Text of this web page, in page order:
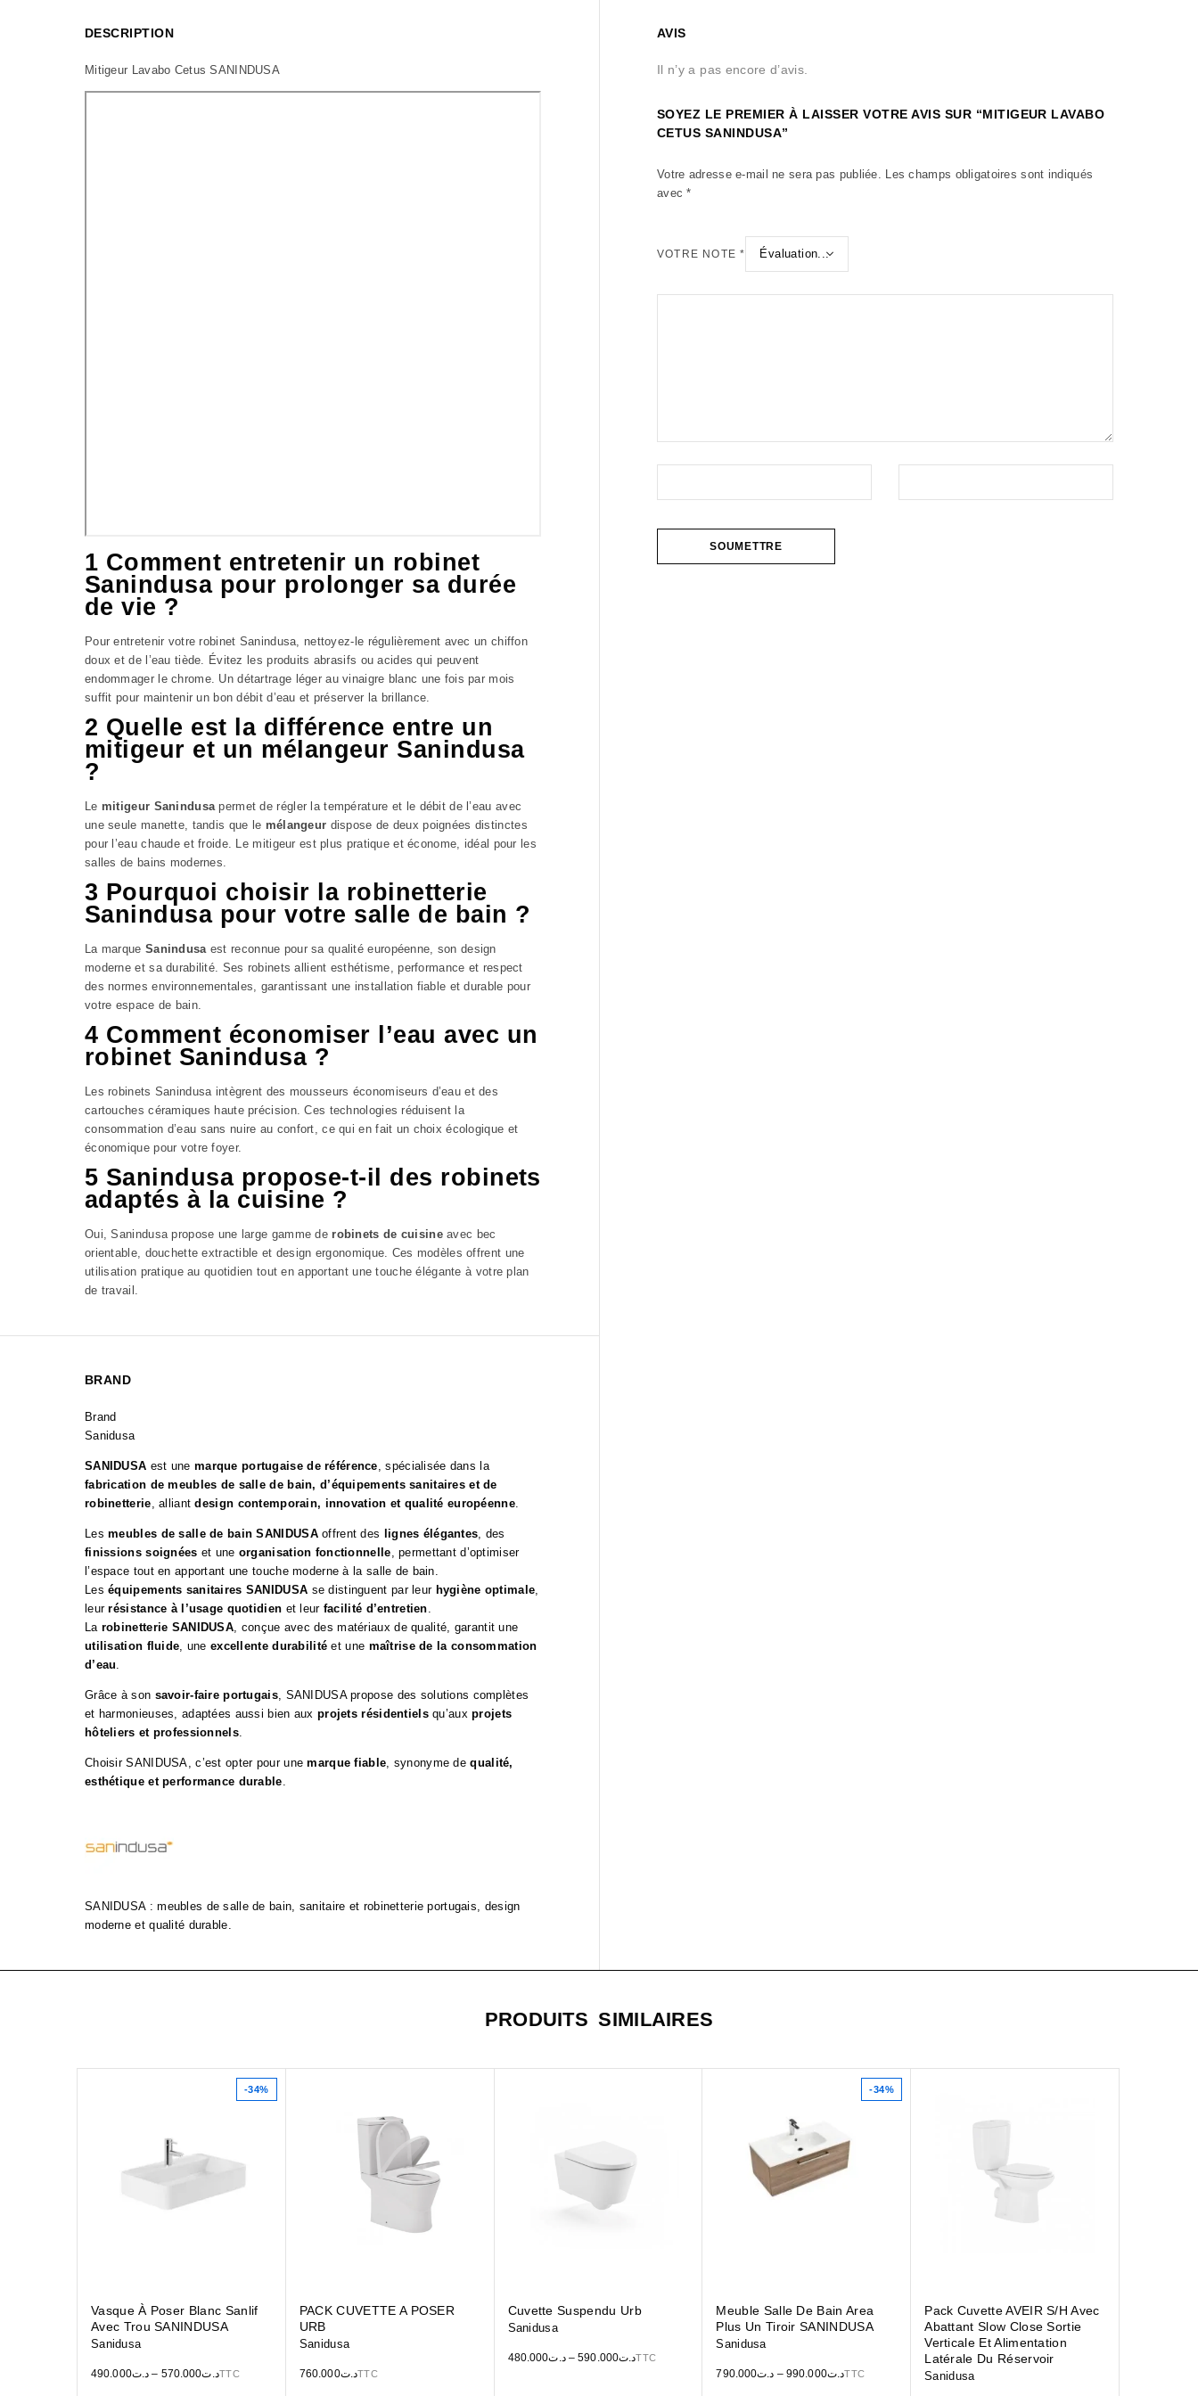
DESCRIPTION
Mitigeur Lavabo Cetus SANINDUSA
1 Comment entretenir un robinet
Sanindusa pour prolonger sa durée
de vie ?
Pour entretenir votre robinet Sanindusa, nettoyez-le régulièrement avec un chiffon
doux et de l’eau tiède. Évitez les produits abrasifs ou acides qui peuvent
endommager le chrome. Un détartrage léger au vinaigre blanc une fois par mois
suffit pour maintenir un bon débit d’eau et préserver la brillance.
2 Quelle est la différence entre un
mitigeur et un mélangeur Sanindusa
?
Le mitigeur Sanindusapermet de régler la température et le débit de l’eau avec
une seule manette, tandis que le mélangeur dispose de deux poignées distinctes
pour l’eau chaude et froide. Le mitigeur est plus pratique et économe, idéal pour les
salles de bains modernes.
3 Pourquoi choisir la robinetterie
Sanindusa pour votre salle de bain ?
La marque Sanindusaest reconnue pour sa qualité européenne, son design
moderne et sa durabilité. Ses robinets allient esthétisme, performance et respect
des normes environnementales, garantissant une installation fiable et durable pour
votre espace de bain.
4 Comment économiser l’eau avec un
robinet Sanindusa ?
Les robinets Sanindusa intègrent des mousseurs économiseurs d’eau et des
cartouches céramiques haute précision. Ces technologies réduisent la
consommation d’eau sans nuire au confort, ce qui en fait un choix écologique et
économique pour votre foyer.
5 Sanindusa propose-t-il des robinets
adaptés à la cuisine ?
Oui, Sanindusa propose une large gamme de robinets de cuisineavec bec
orientable, douchette extractible et design ergonomique. Ces modèles offrent une
utilisation pratique au quotidien tout en apportant une touche élégante à votre plan
de travail.
BRAND
Brand
Sanidusa
SANIDUSA est une marque portugaise de référence, spécialisée dans la
fabrication de meubles de salle de bain, d’équipements sanitaires et de
robinetterie, alliantdesign contemporain, innovation et qualité européenne.
Lesmeubles de salle de bain SANIDUSAoffrent des lignes élégantes, des
finissions soignées et une organisation fonctionnelle, permettant d’optimiser
l’espace tout en apportant une touche moderne à la salle de bain.
Leséquipements sanitaires SANIDUSA se distinguent par leur hygiène optimale,
leurrésistance à l’usage quotidien et leur facilité d’entretien.
La robinetterie SANIDUSA, conçue avec des matériaux de qualité, garantit une
utilisation fluide, uneexcellente durabilité et une maîtrise de la consommation
d’eau.
Grâce à son savoir-faire portugais, SANIDUSA propose des solutions complètes
et harmonieuses, adaptées aussi bien aux projets résidentielsqu’auxprojets
hôteliers et professionnels.
Choisir SANIDUSA, c’est opter pour unemarque fiable, synonyme dequalité,
esthétique et performance durable.
SANIDUSA : meubles de salle de bain, sanitaire et robinetterie portugais, design
moderne et qualité durable.
AVIS
Il n’y a pas encore d’avis.
SOYEZ LE PREMIER À LAISSER VOTRE AVIS SUR “MITIGEUR LAVABO
CETUS SANINDUSA”
Votre adresse e-mail ne sera pas publiée. Les champs obligatoires sont indiqués
avec*
VOTRE NOTE*
PRODUITS SIMILAIRES
-34%
Vasque À Poser Blanc Sanlif
Avec Trou SANINDUSA
Sanidusa
د.ت490.000 – د.ت570.000 TTC
PACK CUVETTE A POSER
URB
Sanidusa
د.ت760.000 TTC
Cuvette Suspendu Urb
Sanidusa
د.ت480.000 – د.ت590.000 TTC
-34%
Meuble Salle De Bain Area
Plus Un Tiroir SANINDUSA
Sanidusa
د.ت790.000 – د.ت990.000 TTC
Pack Cuvette AVEIR S/H Avec
Abattant Slow Close Sortie
Verticale Et Alimentation
Latérale Du Réservoir
Sanidusa